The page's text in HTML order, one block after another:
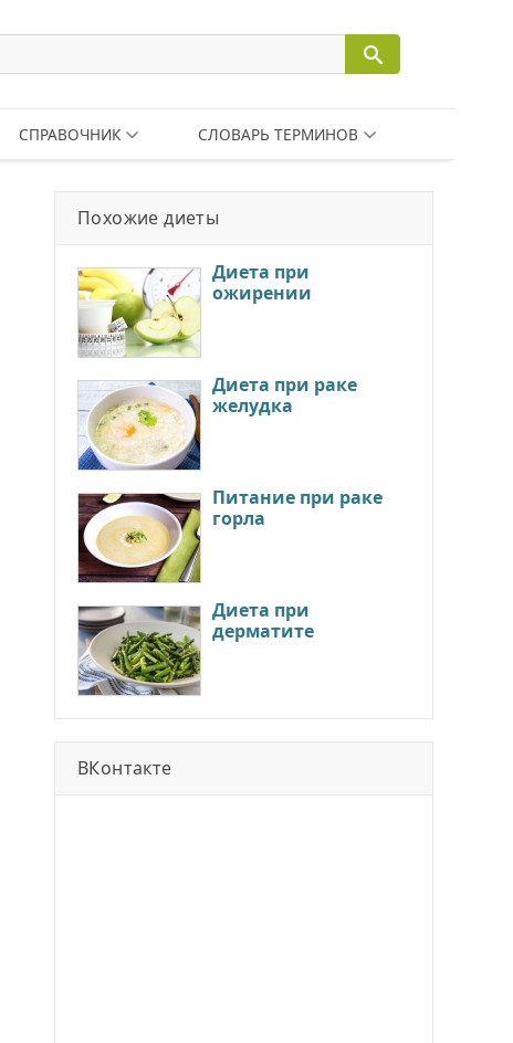
СПРАВОЧНИК СЛОВАРЬ ТЕРМИНОВ
Похожие диеты
Диета при
ожирении
Диета при раке
желудка
Питание при раке
горла
Диета при
дерматите
ВКонтакте